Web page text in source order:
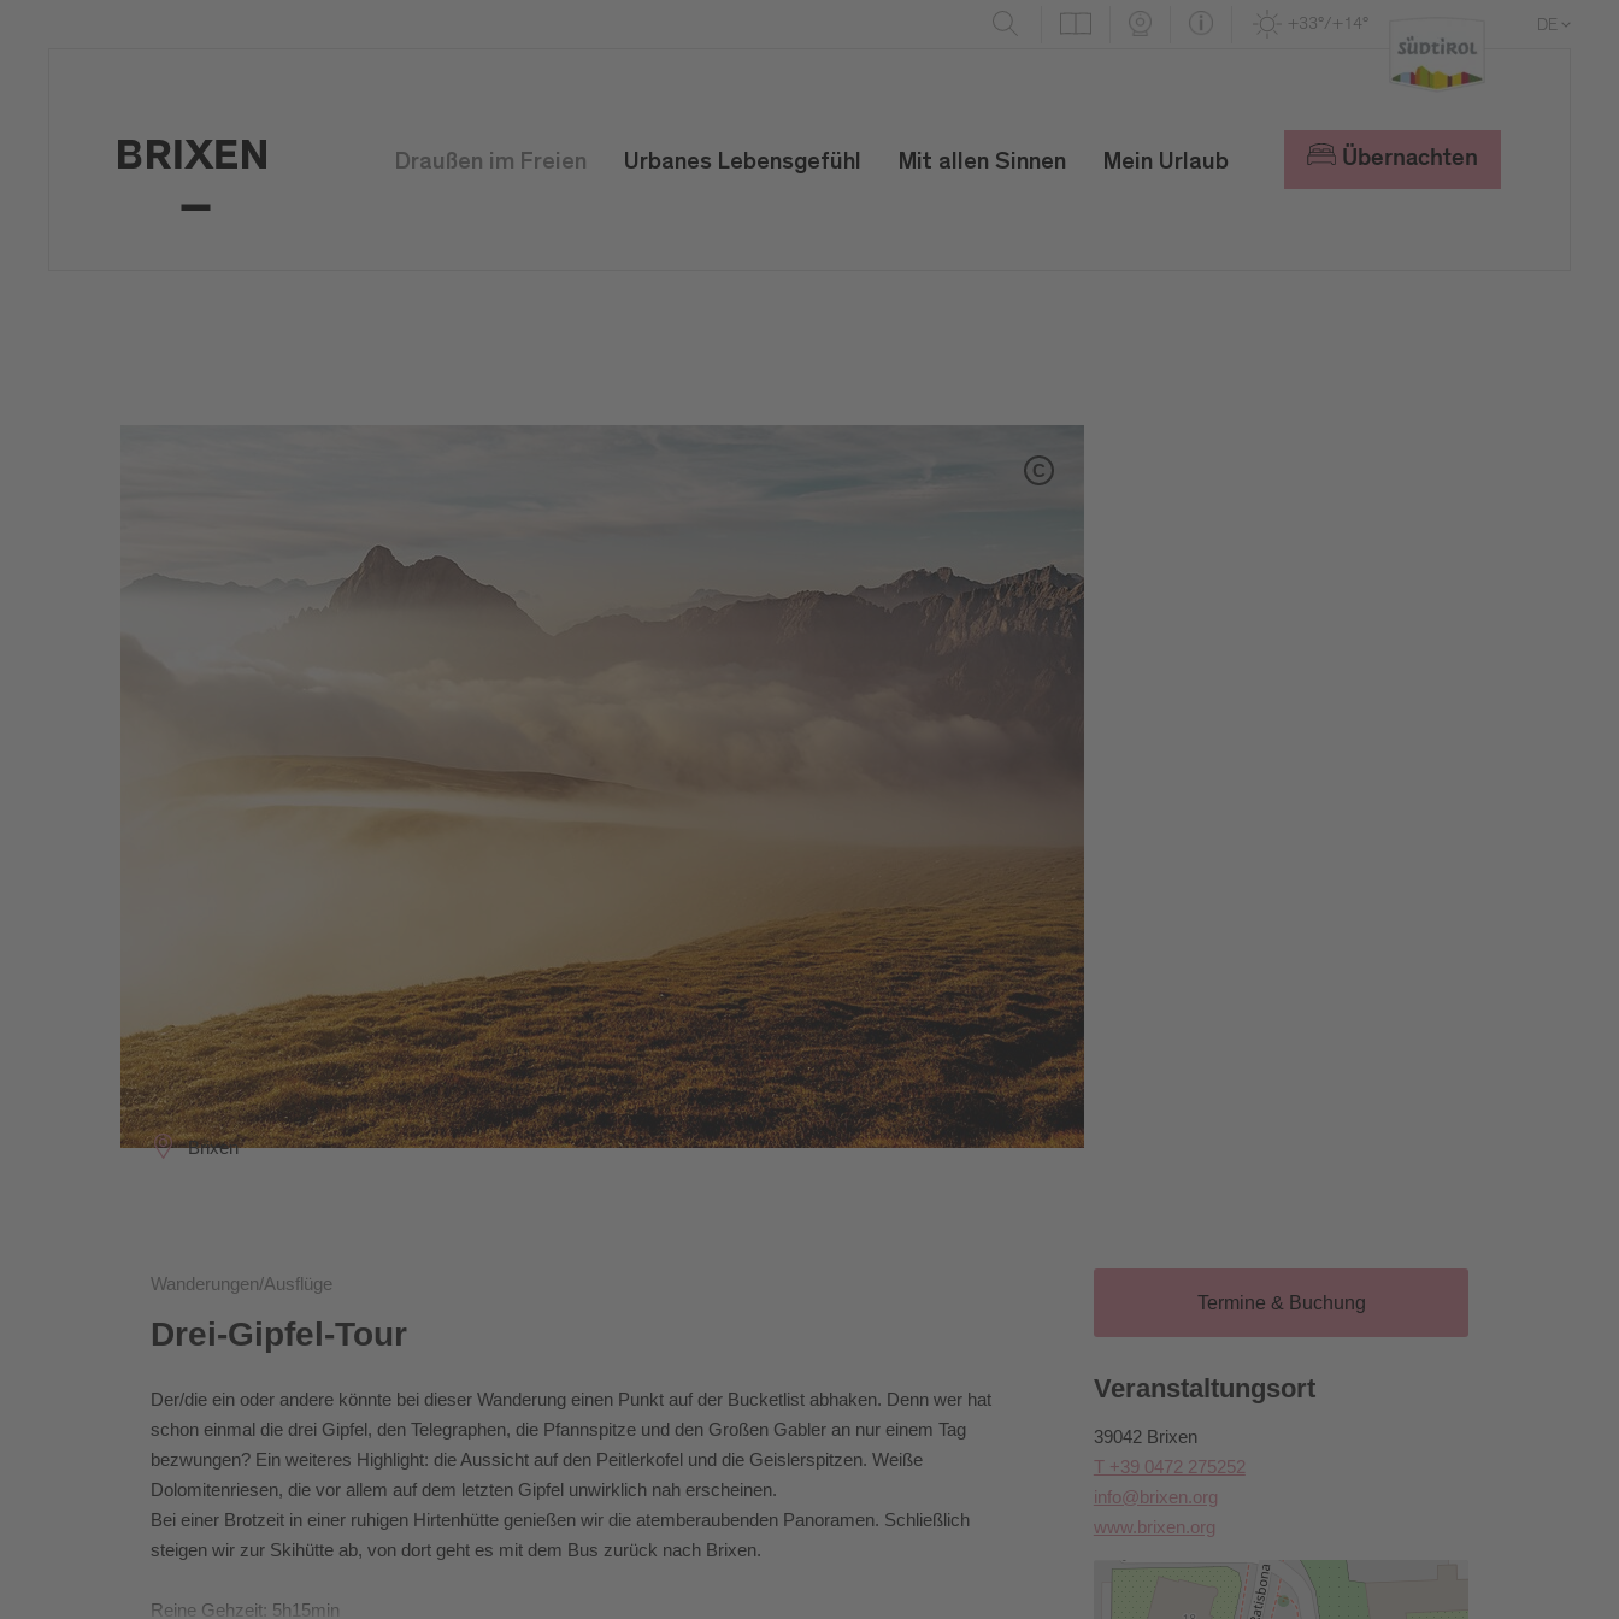
+33°/+14° DE
Draußen im Freien Urbanes Lebensgefühl Mit allen Sinnen Mein Urlaub Übernachten
C
Brixen
Wanderungen/Ausflüge
Drei-Gipfel-Tour
Der/die ein oder andere könnte bei dieser Wanderung einen Punkt auf der Bucketlist abhaken. Denn wer hat
schon einmal die drei Gipfel, den Telegraphen, die Pfannspitze und den Großen Gabler an nur einem Tag
bezwungen? Ein weiteres Highlight: die Aussicht auf den Peitlerkofel und die Geislerspitzen. Weiße
Dolomitenriesen, die vor allem auf dem letzten Gipfel unwirklich nah erscheinen.
Bei einer Brotzeit in einer ruhigen Hirtenhütte genießen wir die atemberaubenden Panoramen. Schließlich
steigen wir zur Skihütte ab, von dort geht es mit dem Bus zurück nach Brixen.
Reine Gehzeit: 5h15min
Termine & Buchung
Veranstaltungsort
39042 Brixen
T +39 0472 275252
info@brixen.org
www.brixen.org